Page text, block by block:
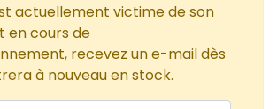
actuellement victime de son
en cours de
recevez un e-mail dès
à nouveau en stock.